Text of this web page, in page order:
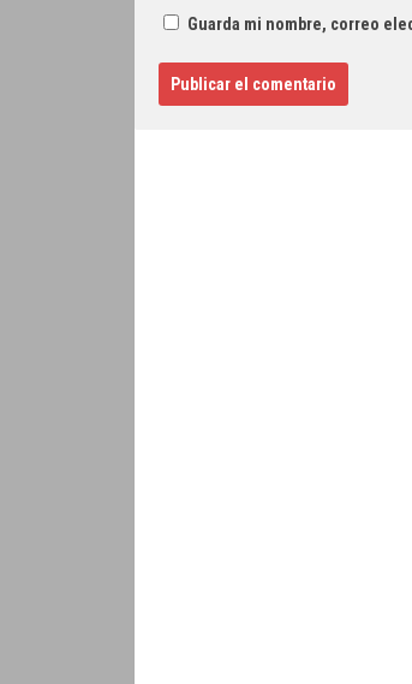
Guarda mi nombre, correo